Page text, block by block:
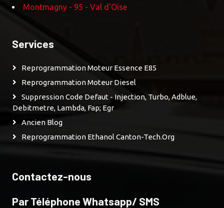
Montmagny - 95 - Val d'Oise
Services
Reprogrammation Moteur Essence E85
Reprogrammation Moteur Diesel
Suppression Code Defaut - Injection, Turbo, Adblue,
Debitmetre, Lambda, Fap; Egr
Ancien Blog
Reprogrammation Ethanol Canton-Tech.org
Contactez-nous
Par Téléphone Whatsapp/ SMS